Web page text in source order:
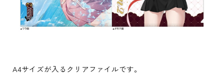
A4サイズが入るクリアファイルです。